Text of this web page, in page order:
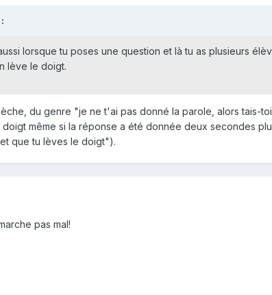
lorsque tu poses une question et là tu as plusieurs
lève le doigt.
du genre "je ne t'ai pas donné la parole, alors tais-
même si la réponse a été donnée deux secondes
que tu lèves le doigt").
pas mal!